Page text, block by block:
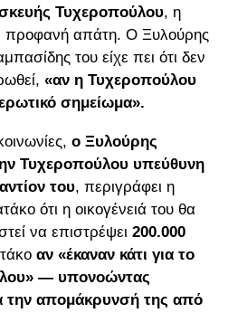
Τυχεροπούλου, η
προφανή απάτη. Ο Ξυλούρης
του είχε πει ότι δεν
«αν η Τυχεροπούλου
σημείωμα».
ο Ξυλούρης
Τυχεροπούλου υπεύθυνη
του, περιγράφει η
ότι η οικογένειά του θα
να επιστρέψει 200.000
αν «έκαναν κάτι για το
— υπονοώντας
την απομάκρυνσή της από